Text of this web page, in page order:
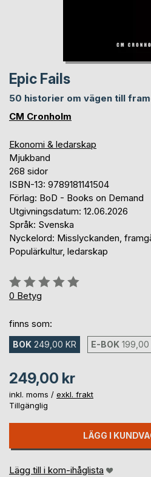
Epic Fails
50 historier om vägen till
CM Cronholm
Ekonomi & ledarskap
Mjukband
268 sidor
ISBN-13: 9789181141504
Förlag: BoD - Books on Demand
Utgivningsdatum: 12.06.2026
Språk: Svenska
Nyckelord: Misslyckanden,
Populärkultur, ledarskap
Betyg::
0%
0 Betyg
finns som:
BOK 249,00 KR E-BOK 199,00
249,00 kr
inkl. moms / exkl. frakt
Tillgänglig
LÄGG I
Lägg till i kom-ihåglista